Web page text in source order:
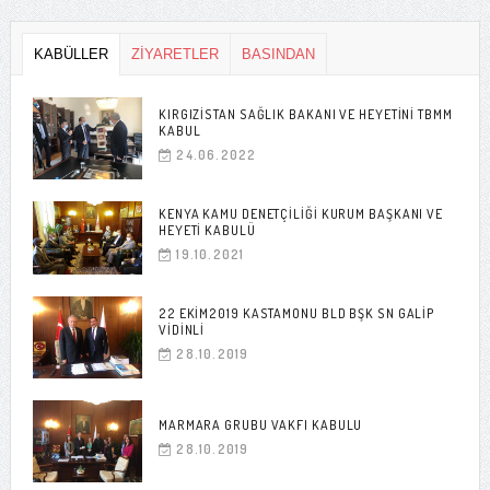
KABÜLLER ZİYARETLER BASINDAN
KIRGIZISTAN SAĞLIK BAKANI VE HEYETINI TBMM
KABUL
24.06.2022
KENYA KAMU DENETÇILIĞI KURUM BAŞKANI VE
HEYETI KABULÜ
19.10.2021
22 EKIM2019 KASTAMONU BLD BŞK SN GALIP
VIDINLI
28.10.2019
MARMARA GRUBU VAKFI KABULU
28.10.2019